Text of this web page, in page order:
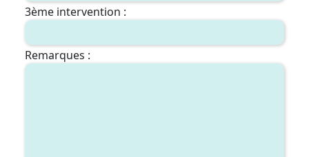
3ème intervention :
Remarques :